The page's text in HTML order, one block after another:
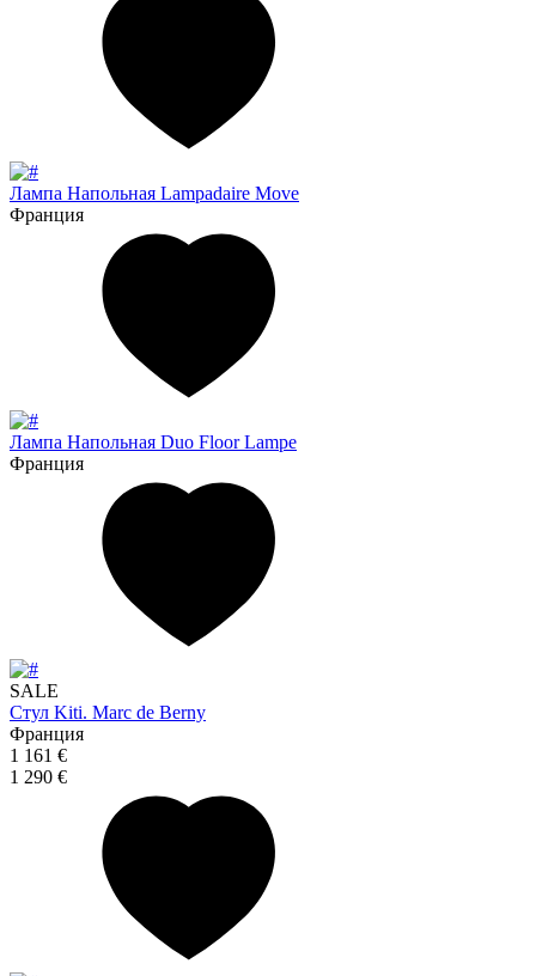
Лампа Напольная Lampadaire Move
Франция
Лампа Напольная Duo Floor Lampe
Франция
SALE
Стул Kiti. Marc de Berny
Франция
1 161 €
1 290 €